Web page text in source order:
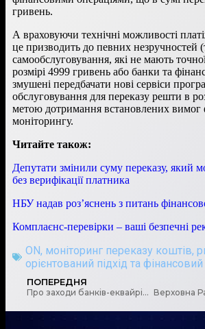
гривень.
А враховуючи технічні можливості
це призводить до певних незручностей
самообслуговування, які не мають
розмірі 4999 гривень або банки та
змушені передбачати нові сервіси
обслуговування для переказу решти в
метою дотримання встановлених вимог
моніторингу.
Читайте також:
Депутати змінили суму переказу, який
без верифікації платника
НБУ надав роз’яснень з питань
Комплаєнс-перевірки – ваші безпечні
ON, моніторинг переказу коштів,
орієнтований підхід та
ПОПЕРЕДНЯ
Про заходи банків-еквайрів у сфері фінансового моніторингу